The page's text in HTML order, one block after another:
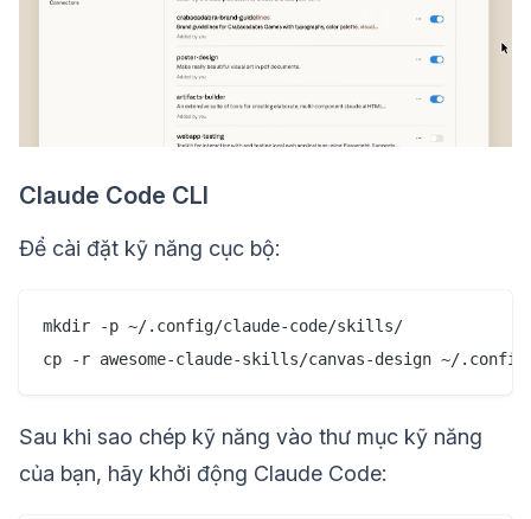
Claude Code CLI
Để cài đặt kỹ năng cục bộ:
mkdir -p ~/.config/claude-code/skills/
Sau khi sao chép kỹ năng vào thư mục kỹ năng
của bạn, hãy khởi động Claude Code: